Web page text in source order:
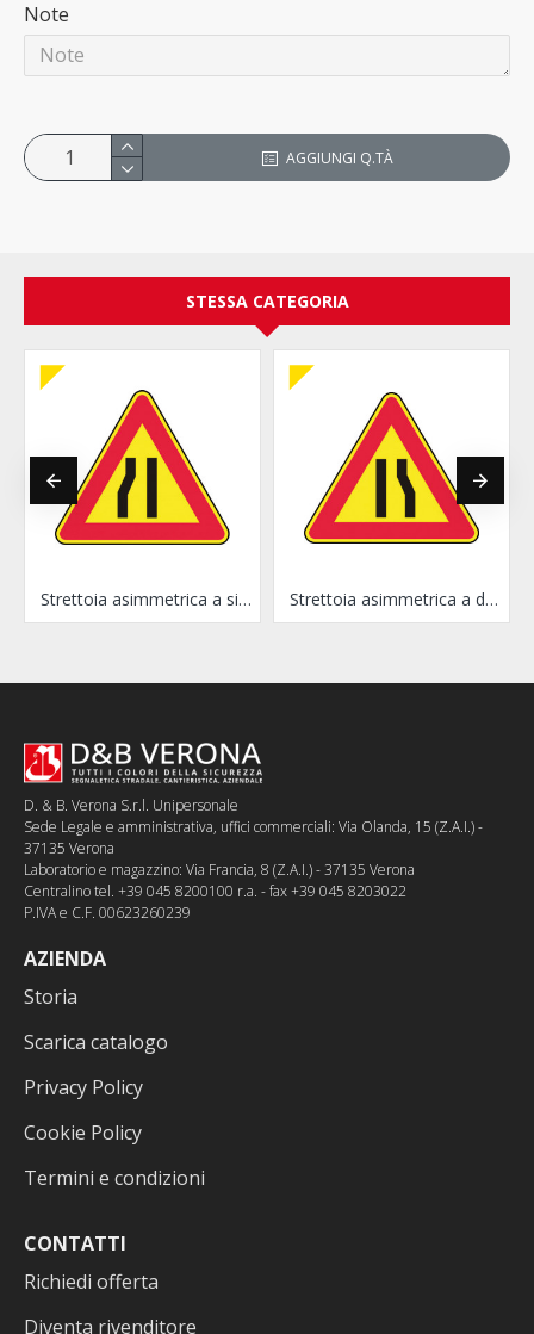
Note
AGGIUNGI Q.TÀ
STESSA CATEGORIA
Strettoia asimmetrica a sinistra Strettoia asimmetrica a destra
D. & B. Verona S.r.l. Unipersonale
Sede Legale e amministrativa, uffici commerciali: Via Olanda, 15 (Z.A.I.) -
37135 Verona
Laboratorio e magazzino: Via Francia, 8 (Z.A.I.) - 37135 Verona
Centralino tel. +39 045 8200100 r.a. - fax +39 045 8203022
P.IVA e C.F. 00623260239
AZIENDA
Storia
Scarica catalogo
Privacy Policy
Cookie Policy
Termini e condizioni
CONTATTI
Richiedi offerta
Diventa rivenditore